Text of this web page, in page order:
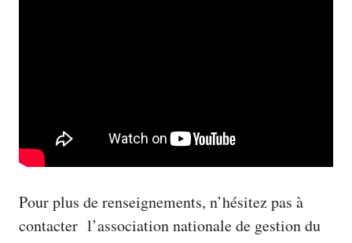
Pour plus de renseignements, n’hésitez pas à
contacter l’association nationale de gestion du